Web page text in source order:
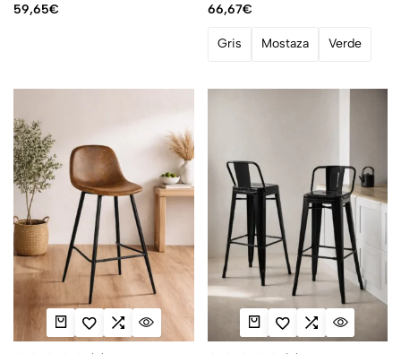
59,65€ 66,67€
Gris Mostaza Verde